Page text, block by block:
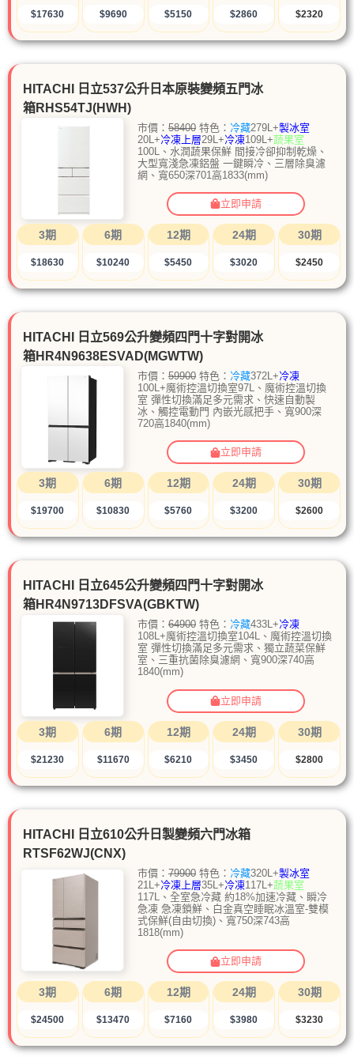
$17630 $9690 $5150 $2860 $2320
HITACHI 日立537公升日本原裝變頻五門冰
箱RHS54TJ(HWH)
市價： 58400特色： 冷藏279L+製冰室
20L+冷凍上層29L+冷凍109L+蔬果室
100L、水潤蔬果保鮮 間接冷卻抑制乾燥、
大型寬淺急凍鋁盤 一鍵瞬冷、三層除臭濾
網、寬650深701高1833(mm)
立即申請
3期
$18630
6期
$10240
12期
$5450
24期
$3020
30期
$2450
HITACHI 日立569公升變頻四門十字對開冰
箱HR4N9638ESVAD(MGWTW)
市價： 59900特色： 冷藏372L+冷凍
100L+魔術控溫切換室97L、魔術控溫切換
室 彈性切換滿足多元需求、快速自動製
冰、觸控電動門 內嵌光感把手、寬900深
720高1840(mm)
立即申請
3期
$19700
6期
$10830
12期
$5760
24期
$3200
30期
$2600
HITACHI 日立645公升變頻四門十字對開冰
箱HR4N9713DFSVA(GBKTW)
市價： 64900特色： 冷藏433L+冷凍
108L+魔術控溫切換室104L、魔術控溫切換
室 彈性切換滿足多元需求、獨立蔬菜保鮮
室、三重抗菌除臭濾網、寬900深740高
1840(mm)
立即申請
3期
$21230
6期
$11670
12期
$6210
24期
$3450
30期
$2800
HITACHI 日立610公升日製變頻六門冰箱
RTSF62WJ(CNX)
市價： 79900特色： 冷藏320L+製冰室
21L+冷凍上層35L+冷凍117L+蔬果室
117L、全室急冷藏 約18%加速冷藏、瞬冷
急凍 急凍鎖鮮、白金真空睡眠冰溫室-雙模
式保鮮(自由切換)、寬750深743高
1818(mm)
立即申請
3期
$24500
6期
$13470
12期
$7160
24期
$3980
30期
$3230